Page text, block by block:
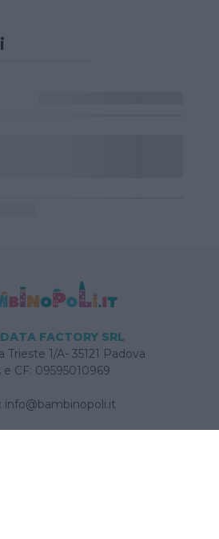
FACTORY SRL
Trieste 1/A- 35121 Padova
e CF: 09595010969
info@bambinopoli.it